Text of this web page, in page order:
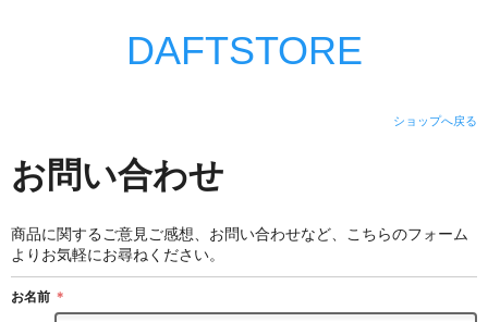
DAFTSTORE
ショップへ戻る
お問い合わせ
商品に関するご意見ご感想、お問い合わせなど、こちらのフォーム
よりお気軽にお尋ねください。
お名前 ＊